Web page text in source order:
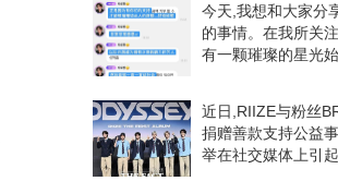
今天,我想和大家分
的事情。在我所关
有一颗璀璨的星光始
有幸看到了一条关
让我再次
近日,RIIZE与粉丝
捐赠善款支持公益
举在社交媒体上引起